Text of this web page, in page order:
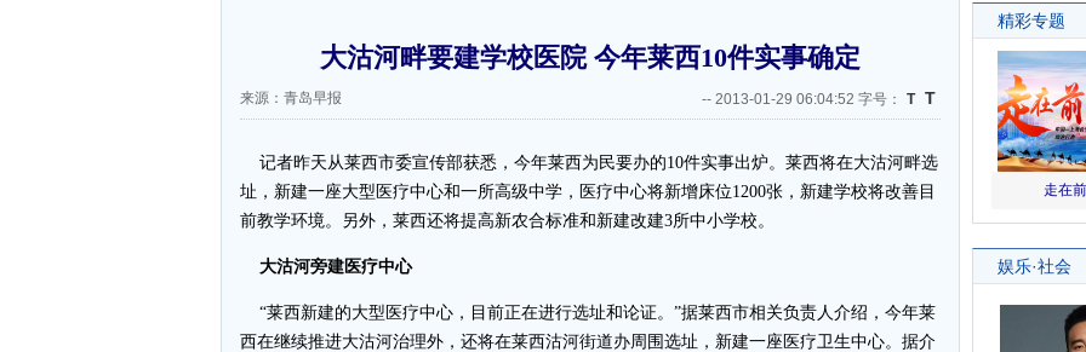
大沽河畔要建学校医院 今年莱西10件实事确定
来源：青岛早报 -- 2013-01-29 06:04:52 字号： T T
记者昨天从莱西市委宣传部获悉，今年莱西为民要办的10件实事出炉。莱西将在大沽河畔选
址，新建一座大型医疗中心和一所高级中学，医疗中心将新增床位1200张，新建学校将改善目
前教学环境。另外，莱西还将提高新农合标准和新建改建3所中小学校。
大沽河旁建医疗中心
“莱西新建的大型医疗中心，目前正在进行选址和论证。”据莱西市相关负责人介绍，今年莱
西在继续推进大沽河治理外，还将在莱西沽河街道办周围选址，新建一座医疗卫生中心。据介